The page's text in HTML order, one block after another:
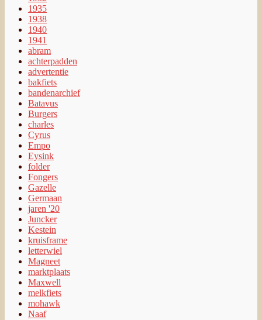
1935
1938
1940
1941
abram
achterpadden
advertentie
bakfiets
bandenarchief
Batavus
Burgers
charles
Cyrus
Empo
Eysink
folder
Fongers
Gazelle
Germaan
jaren '20
Juncker
Kestein
kruisframe
letterwiel
Magneet
marktplaats
Maxwell
melkfiets
mohawk
Naaf